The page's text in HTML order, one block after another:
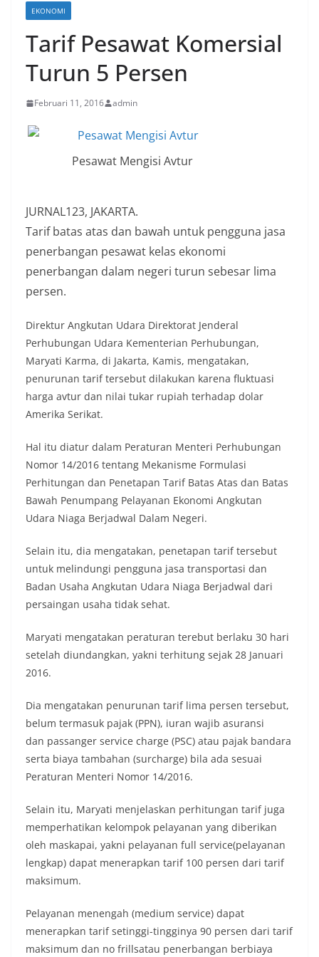
EKONOMI
Tarif Pesawat Komersial
Turun 5 Persen
Februari 11, 2016 admin
Pesawat Mengisi Avtur
JURNAL123, JAKARTA.
Tarif batas atas dan bawah untuk pengguna jasa
penerbangan pesawat kelas ekonomi
penerbangan dalam negeri turun sebesar lima
persen.
Direktur Angkutan Udara Direktorat Jenderal
Perhubungan Udara Kementerian Perhubungan,
Maryati Karma, di Jakarta, Kamis, mengatakan,
penurunan tarif tersebut dilakukan karena fluktuasi
harga avtur dan nilai tukar rupiah terhadap dolar
Amerika Serikat.
Hal itu diatur dalam Peraturan Menteri Perhubungan
Nomor 14/2016 tentang Mekanisme Formulasi
Perhitungan dan Penetapan Tarif Batas Atas dan Batas
Bawah Penumpang Pelayanan Ekonomi Angkutan
Udara Niaga Berjadwal Dalam Negeri.
Selain itu, dia mengatakan, penetapan tarif tersebut
untuk melindungi pengguna jasa transportasi dan
Badan Usaha Angkutan Udara Niaga Berjadwal dari
persaingan usaha tidak sehat.
Maryati mengatakan peraturan terebut berlaku 30 hari
setelah diundangkan, yakni terhitung sejak 28 Januari
2016.
Dia mengatakan penurunan tarif lima persen tersebut,
belum termasuk pajak (PPN), iuran wajib asuransi
dan passanger service charge (PSC) atau pajak bandara
serta biaya tambahan (surcharge) bila ada sesuai
Peraturan Menteri Nomor 14/2016.
Selain itu, Maryati menjelaskan perhitungan tarif juga
memperhatikan kelompok pelayanan yang diberikan
oleh maskapai, yakni pelayanan full service(pelayanan
lengkap) dapat menerapkan tarif 100 persen dari tarif
maksimum.
Pelayanan menengah (medium service) dapat
menerapkan tarif setinggi-tingginya 90 persen dari tarif
maksimum dan no frillsatau penerbangan berbiaya